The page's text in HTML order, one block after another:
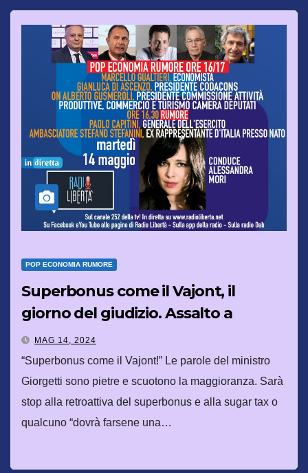
POP ECONOMIA RUMORE
Superbonus come il Vajont, il
giorno del giudizio. Assalto a
Kharviz: la mossa di Putin
MAG 14, 2024
“Superbonus come il Vajont!” Le parole del ministro
Giorgetti sono pietre e scuotono la maggioranza. Sarà
stop alla retroattiva del superbonus e alla sugar tax o
qualcuno “dovrà farsene una…